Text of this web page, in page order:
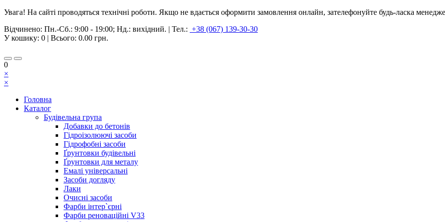
Увага! На сайті проводяться технічні роботи. Якщо не вдається оформити замовлення онлайн, зателефонуйте будь-ласка
Відчинено: Пн.-Сб.: 9:00 - 19:00; Нд.: вихідний. | Тел.: +38 (067) 139-30-30
У кошику: 0 | Всього: 0.00 грн.
0
×
×
Головна
Каталог
Будівельна група
Добавки до бетонів
Гідроізолюючі засоби
Гідрофобні засоби
Ґрунтовки будівельні
Ґрунтовки для металу
Емалі універсальні
Засоби догляду
Лаки
Очисні засоби
Фарби інтер`єрні
Фарби реноваційні V33